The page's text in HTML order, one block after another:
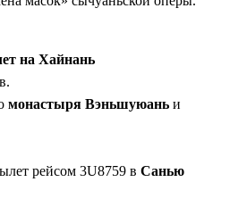
на Хайнань
монастыря Вэньшуюань и
рейсом 3U8759 в Санью